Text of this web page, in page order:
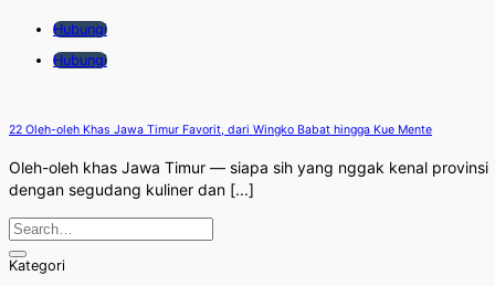
Hubungi
Hubungi
22 Oleh-oleh Khas Jawa Timur Favorit, dari Wingko Babat hingga Kue Mente
Oleh-oleh khas Jawa Timur — siapa sih yang nggak kenal provinsi
dengan segudang kuliner dan [...]
Kategori